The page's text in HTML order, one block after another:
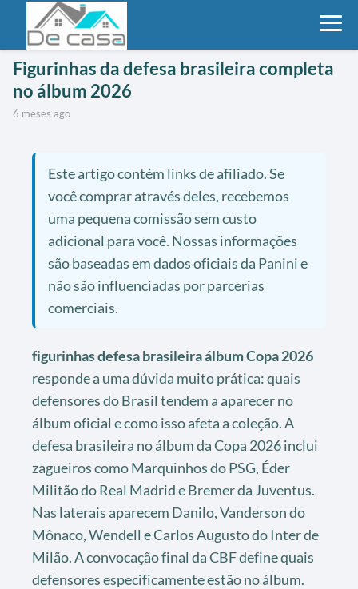
Figurinhas da defesa brasileira completa
no álbum 2026
6 meses ago
Este artigo contém links de afiliado. Se
você comprar através deles, recebemos
uma pequena comissão sem custo
adicional para você. Nossas informações
são baseadas em dados oficiais da Panini e
não são influenciadas por parcerias
comerciais.
figurinhas defesa brasileira álbum Copa 2026
responde a uma dúvida muito prática: quais
defensores do Brasil tendem a aparecer no
álbum oficial e como isso afeta a coleção. A
defesa brasileira no álbum da Copa 2026 inclui
zagueiros como Marquinhos do PSG, Éder
Militão do Real Madrid e Bremer da Juventus.
Nas laterais aparecem Danilo, Vanderson do
Mônaco, Wendell e Carlos Augusto do Inter de
Milão. A convocação final da CBF define quais
defensores especificamente estão no álbum.